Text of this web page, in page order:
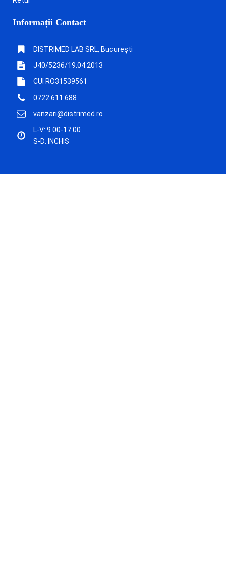
Informații Contact
DISTRIMED LAB SRL, București
J40/5236/19.04.2013
CUI RO31539561
0722 611 688
vanzari@distrimed.ro
L-V: 9.00-17.00
S-D: INCHIS